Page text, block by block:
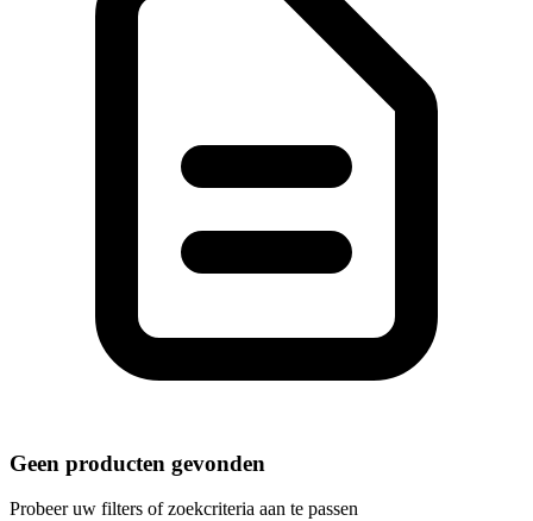
Geen producten gevonden
Probeer uw filters of zoekcriteria aan te passen